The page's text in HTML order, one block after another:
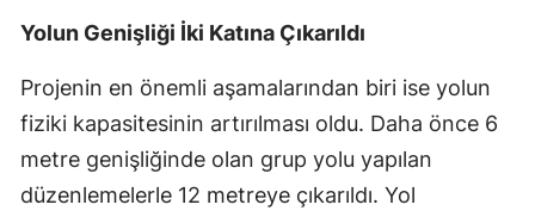
Yolun Genişliği İki Katına Çıkarıldı
Projenin en önemli aşamalarından biri ise yolun
fiziki kapasitesinin artırılması oldu. Daha önce 6
metre genişliğinde olan grup yolu yapılan
düzenlemelerle 12 metreye çıkarıldı. Yol